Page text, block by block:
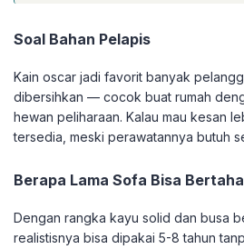
Soal Bahan Pelapis
Kain oscar jadi favorit banyak
dibersihkan — cocok buat rumah
hewan peliharaan. Kalau mau kesan
tersedia, meski perawatannya butuh
Berapa Lama Sofa Bisa
Dengan rangka kayu solid dan busa
realistisnya bisa dipakai 5-8 tahun